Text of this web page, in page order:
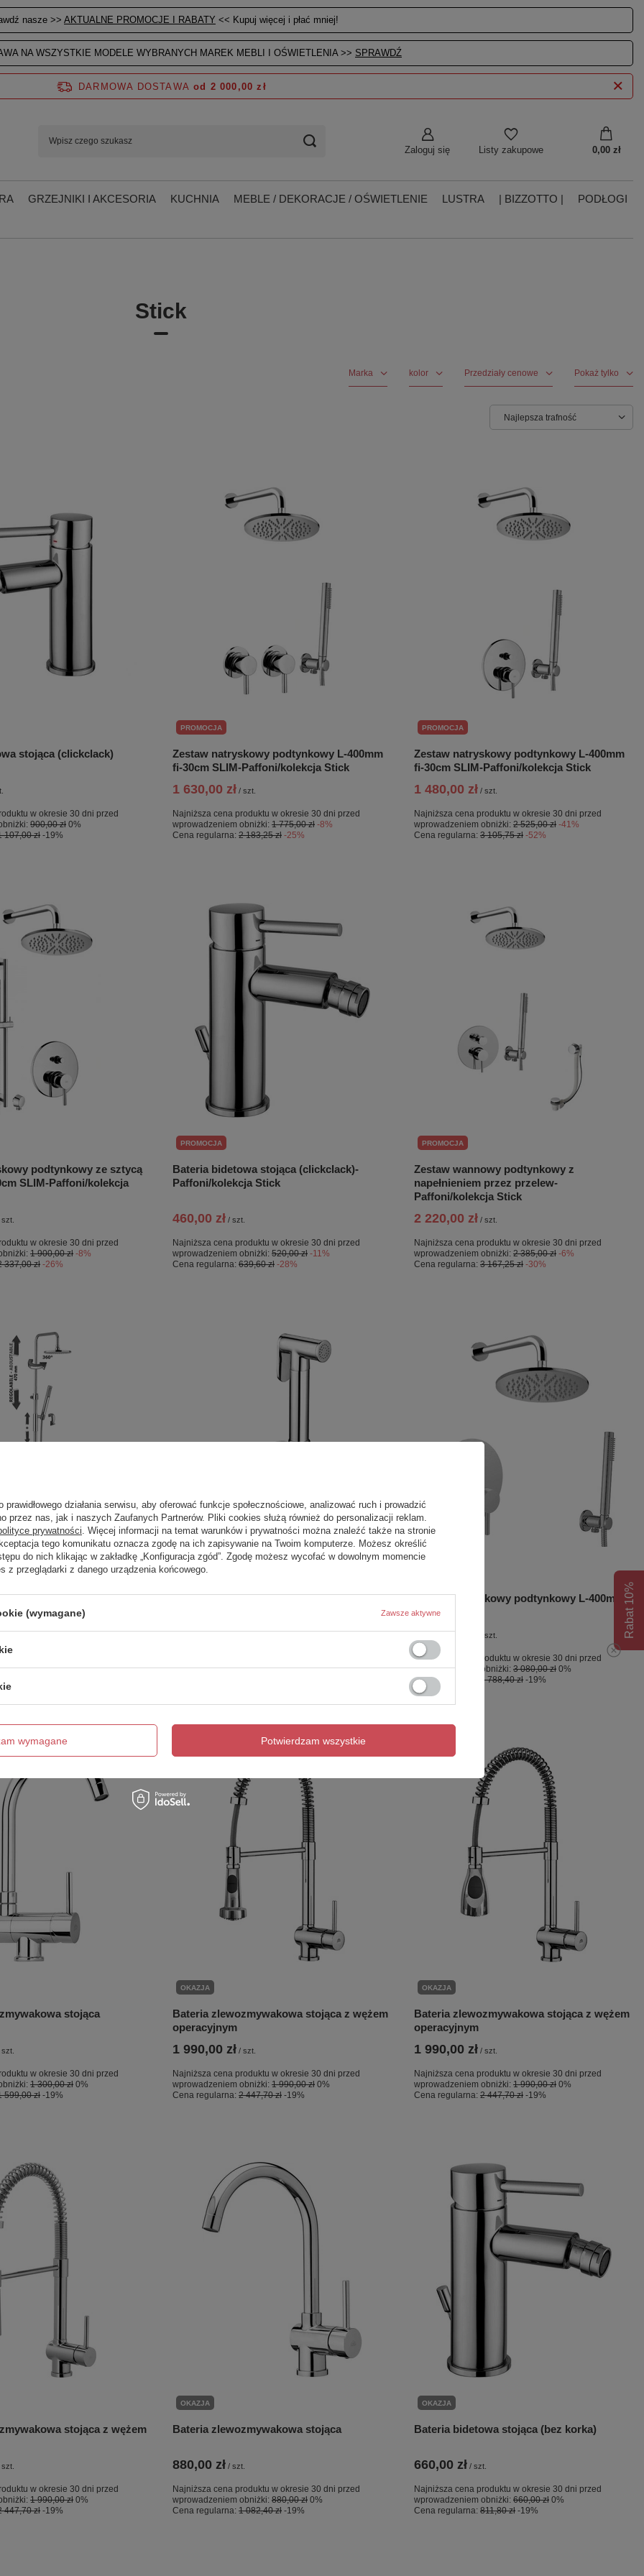
nasze >> AKTUALNE PROMOCJE I RABATY << Kupuj więcej i płać mniej!
NA WSZYSTKIE MODELE WYBRANYCH MAREK MEBLI I OŚWIETLENIA >> SPRAWDŹ
Zaloguj się Listy zakupowe 0,00 zł
DARMOWA DOSTAWA od 2 000,00 zł
GRZEJNIKI I AKCESORIA KUCHNIA MEBLE / DEKORACJE / OŚWIETLENIE LUSTRA | BIZZOTTO |
PODŁOGI
Stick
Marka kolor Przedziały cenowe Pokaż tylko
Najlepsza trafność
stojąca (clickclack)
w okresie 30 dni przed
900,00 zł 0%
107,00 zł -19%
PROMOCJA
Zestaw natryskowy podtynkowy L-400mm
fi-30cm SLIM-Paffoni/kolekcja Stick
1 630,00 zł / szt.
Najniższa cena produktu w okresie 30 dni przed
wprowadzeniem obniżki: 1 775,00 zł -8%
Cena regularna: 2 183,25 zł -25%
PROMOCJA
Zestaw natryskowy podtynkowy L-400mm
fi-30cm SLIM-Paffoni/kolekcja Stick
1 480,00 zł / szt.
Najniższa cena produktu w okresie 30 dni przed
wprowadzeniem obniżki: 2 525,00 zł -41%
Cena regularna: 3 105,75 zł -52%
podtynkowy ze sztycą
SLIM-Paffoni/kolekcja
szt.
w okresie 30 dni przed
1 900,00 zł -8%
337,00 zł -26%
PROMOCJA
Bateria bidetowa stojąca (clickclack)-
Paffoni/kolekcja Stick
460,00 zł / szt.
Najniższa cena produktu w okresie 30 dni przed
wprowadzeniem obniżki: 520,00 zł -11%
Cena regularna: 639,60 zł -28%
PROMOCJA
Zestaw wannowy podtynkowy z
napełnieniem przez przelew-
Paffoni/kolekcja Stick
2 220,00 zł / szt.
Najniższa cena produktu w okresie 30 dni przed
wprowadzeniem obniżki: 2 385,00 zł -6%
Cena regularna: 3 167,25 zł -30%
MASTER PLUS-
Stick
w okresie 30 dni przed
2 400,00 zł -12%
PROMOCJA
Bateria bidetowa podtynkowa z uchwytem-
430,00 zł
wprowadzeniem obniżki:560,00 zł -23%
Zestaw natryskowy podtynkowy L-400mm
fi-22,5cm
3 080,00 zł szt.
Najniższa cena produktu w okresie 30 dni przed
wprowadzeniem obniżki: 3 080,00 zł 0%
Cena regularna:
3 788,40 zł -19%
stojąca
szt.
w okresie 30 dni przed
1 300,00 zł 0%
599,00 zł -19%
OKAZJA
Bateria zlewozmywakowa stojąca z wężem
operacyjnym
1 990,00 zł / szt.
Najniższa cena produktu w okresie 30 dni przed
wprowadzeniem obniżki: 1 990,00 zł 0%
Cena regularna: 2 447,70 zł -19%
OKAZJA
Bateria zlewozmywakowa stojąca z wężem
operacyjnym
1 990,00 zł / szt.
Najniższa cena produktu w okresie 30 dni przed
wprowadzeniem obniżki: 1 990,00 zł 0%
Cena regularna: 2 447,70 zł -19%
stojąca z wężem
szt.
w okresie 30 dni przed
1 990,00 zł 0%
447,70 zł -19%
OKAZJA
Bateria zlewozmywakowa stojąca
880,00 zł / szt.
Najniższa cena produktu w okresie 30 dni przed
wprowadzeniem obniżki: 880,00 zł 0%
Cena regularna: 1 082,40 zł -19%
OKAZJA
Bateria bidetowa stojąca (bez korka)
660,00 zł / szt.
Najniższa cena produktu w okresie 30 dni przed
wprowadzeniem obniżki: 660,00 zł 0%
Cena regularna: 811,80 zł -19%
Rabat 10%
działania serwisu, aby oferować funkcje społecznościowe, analizować ruch i prowadzić
przez nas, jak i naszych Zaufanych Partnerów. Pliki cookies służą również do personalizacji reklam.
prywatności. Więcej informacji na temat warunków i prywatności można znaleźć także na stronie
tego komunikatu oznacza zgodę na ich zapisywanie na Twoim komputerze. Możesz określić
do nich klikając w zakładkę „Konfiguracja zgód”. Zgodę możesz wycofać w dowolnym momencie
z przeglądarki z danego urządzenia końcowego.
(wymagane) Zawsze aktywne
wymagane Potwierdzam wszystkie